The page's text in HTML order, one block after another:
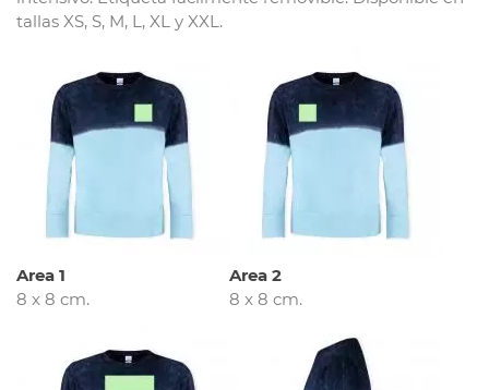
tallas XS, S, M, L, XL y XXL.
Area 1
8 x 8 cm.
Area 2
8 x 8 cm.